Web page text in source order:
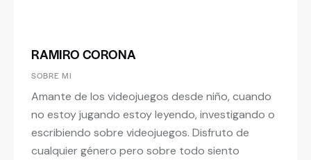
RAMIRO CORONA
SOBRE MI
Amante de los videojuegos desde niño, cuando
no estoy jugando estoy leyendo, investigando o
escribiendo sobre videojuegos. Disfruto de
cualquier género pero sobre todo siento